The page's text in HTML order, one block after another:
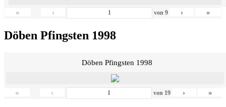
« ‹ von9 › »
Döben Pfingsten 1998
Döben Pfingsten 1998
« ‹ von 19 › »